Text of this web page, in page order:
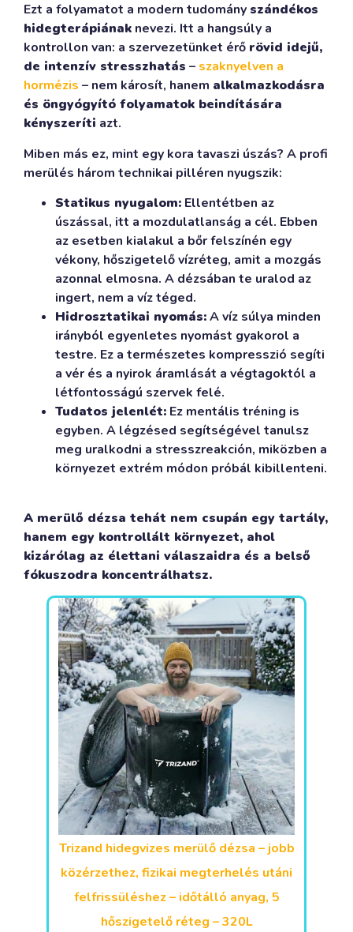
Ezt a folyamatot a modern tudomány szándékos
hidegterápiának nevezi. Itt a hangsúly a
kontrollon van: a szervezetünket érő rövid idejű,
de intenzív stresszhatás – szaknyelven a
hormézis – nem károsít, hanem alkalmazkodásra
és öngyógyító folyamatok beindítására
kényszeríti azt.
Miben más ez, mint egy kora tavaszi úszás? A profi
merülés három technikai pilléren nyugszik:
Statikus nyugalom: Ellentétben az
úszással, itt a mozdulatlanság a cél. Ebben
az esetben kialakul a bőr felszínén egy
vékony, hőszigetelő vízréteg, amit a mozgás
azonnal elmosna. A dézsában te uralod az
ingert, nem a víz téged.
Hidrosztatikai nyomás:A víz súlya minden
irányból egyenletes nyomást gyakorol a
testre. Ez a természetes kompresszió segíti
a vér és a nyirok áramlását a végtagoktól a
létfontosságú szervek felé.
Tudatos jelenlét: Ez mentális tréning is
egyben. A légzésed segítségével tanulsz
meg uralkodni a stresszreakción, miközben a
környezet extrém módon próbál kibillenteni.
A merülő dézsa tehát nem csupán egy tartály,
hanem egy kontrollált környezet, ahol
kizárólag az élettani válaszaidra és a belső
fókuszodra koncentrálhatsz.
Trizand hidegvizes merülő dézsa – jobb
közérzethez, fizikai megterhelés utáni
felfrissüléshez – időtálló anyag, 5
hőszigetelő réteg – 320L